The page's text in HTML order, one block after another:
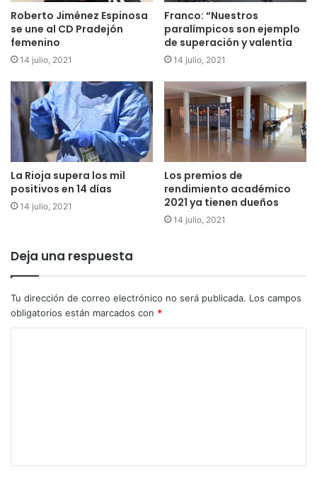
Roberto Jiménez Espinosa
se une al CD Pradejón
femenino
14 julio, 2021
Franco: “Nuestros
paralímpicos son ejemplo
de superación y valentía
14 julio, 2021
La Rioja supera los mil
positivos en 14 días
14 julio, 2021
Los premios de
rendimiento académico
2021 ya tienen dueños
14 julio, 2021
Deja una respuesta
Tu dirección de correo electrónico no será publicada. Los campos
obligatorios están marcados con *